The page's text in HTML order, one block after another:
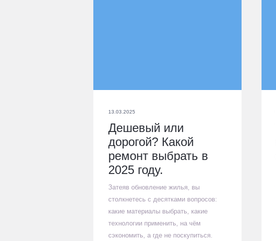
13.03.2025
Дешевый или
дорогой? Какой
ремонт выбрать в
2025 году.
Затеяв обновление жилья, вы
столкнетесь с десятками вопросов:
какие материалы выбрать, какие
технологии применить, на чём
сэкономить, а где не поскупиться.